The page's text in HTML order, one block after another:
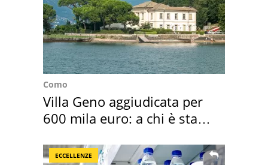
Como
Villa Geno aggiudicata per
600 mila euro: a chi è stata
ECCELLENZE